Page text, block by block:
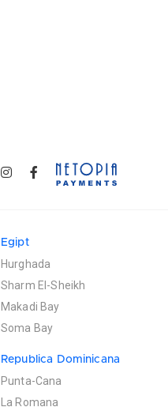
Egipt
Hurghada
Sharm El-Sheikh
Makadi Bay
Soma Bay
Republica Dominicana
Punta-Cana
La Romana